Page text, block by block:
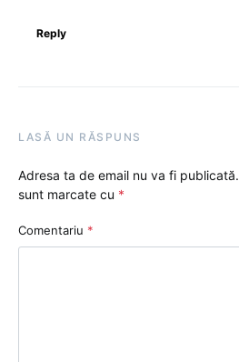
Reply
LASĂ UN RĂSPUNS
Adresa ta de email nu va fi publicată.
sunt marcate cu *
Comentariu *